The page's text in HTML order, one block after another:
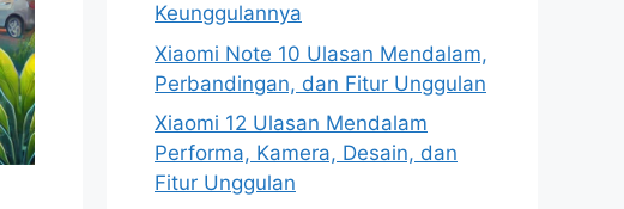
Keunggulannya
Xiaomi Note 10 Ulasan Mendalam,
Perbandingan, dan Fitur Unggulan
Xiaomi 12 Ulasan Mendalam
Performa, Kamera, Desain, dan
Fitur Unggulan